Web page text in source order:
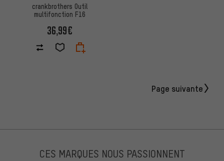
crankbrothers Outil
multifonction F16
36,99€
Page suivante
CES MARQUES NOUS PASSIONNENT